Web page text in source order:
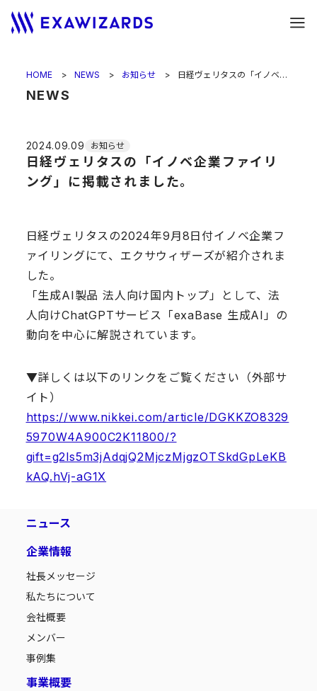
HOME NEWS お知らせ 日経ヴェリタスの「イノベ企業ファイリング」に掲載されました。
NEWS
2024.09.09 お知らせ
日経ヴェリタスの「イノベ企業ファイリ
ング」に掲載されました。
日経ヴェリタスの2024年9月8日付イノベ企業フ
ァイリングにて、エクサウィザーズが紹介されま
した。
「生成AI製品 法人向け国内トップ」として、法
人向けChatGPTサービス「exaBase 生成AI」の
動向を中心に解説されています。
▼詳しくは以下のリンクをご覧ください（外部サ
イト）
https://www.nikkei.com/article/DGKKZO8329
5970W4A900C2K11800/?
gift=g2ls5m3jAdqjQ2MjczMjgzOTSkdGpLeKB
kAQ.hVj-aG1X
ニュース
企業情報
社長メッセージ
私たちについて
会社概要
メンバー
事例集
事業概要